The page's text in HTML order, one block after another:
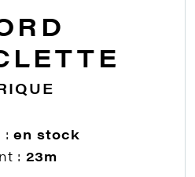
:en stock
:23m